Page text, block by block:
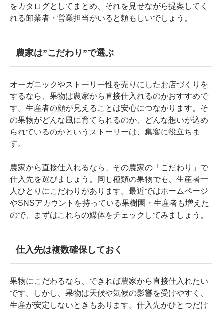
をカタログとしてまとめ、それを見せながら提案してく
れる卸業者・営業担当がいると頼もしいでしょう。
農家は”こだわり”で選ぶ
オーガニックやストーリー性を売りにしたお店づくりを
するなら、果物は農家から直接仕入れるのがおすすめで
す。生産者の顔が見えることは安心につながります。そ
の果物がどんな風に育てられるのか、どんな想いが込め
られているのかというストーリーは、集客に役立ちま
す。
農家から直接仕入れるなら、その農家の「こだわり」で
仕入先を選びましょう。同じ種類の果物でも、生産者一
人ひとりにこだわりがあります。最近ではホームページ
やSNSアカウントを持っている果樹園・生産者も増えた
ので、まずはこれらの媒体をチェックしてみましょう。
仕入先は複数確保しておく
果物にこだわるなら、できれば農家から直接仕入れたい
です。しかし、果物は天候や気候の影響を受けやすく、
生産が安定しないときもあります。仕入先がひとつだけ